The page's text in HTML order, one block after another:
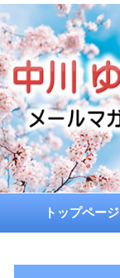
トップページ